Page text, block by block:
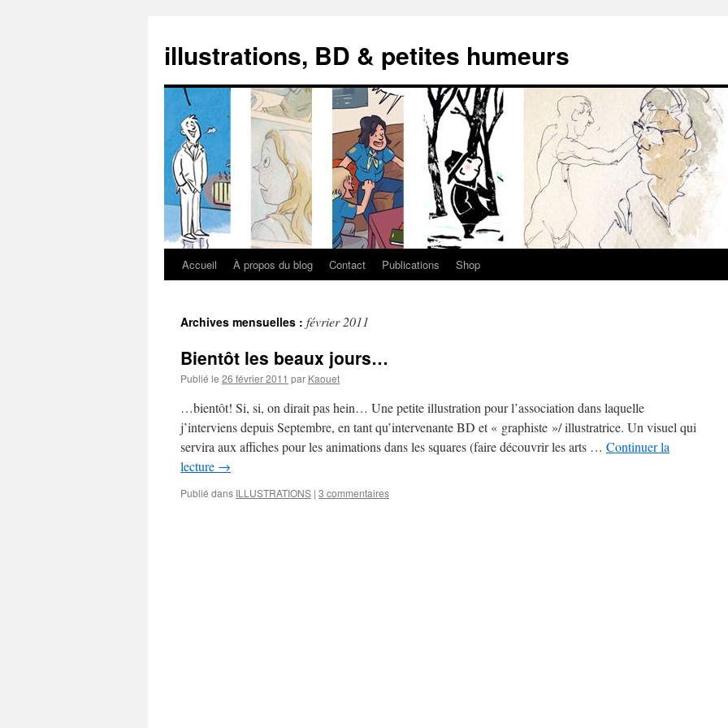
illustrations, BD & petites humeurs
Aller
contenu
Accueil À propos du blog Contact Publications Shop
Archives mensuelles : février 2011
Bientôt les beaux jours…
Publié le 26 février 2011 par Kaouet
…bientôt! Si, si, on dirait pas hein… Une petite illustration pour l’association dans laquelle
j’interviens depuis Septembre, en tant qu’intervenante BD et « graphiste »/ illustratrice. Un visuel qui
servira aux affiches pour les animations dans les squares (faire découvrir les arts … Continuer la
lecture →
Publié dans ILLUSTRATIONS | 3 commentaires